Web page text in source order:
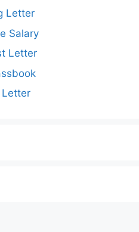
Letter
Salary
Letter
Letter